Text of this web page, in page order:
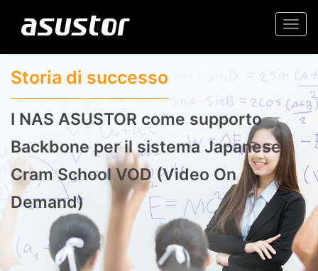
Storia di successo
I NAS ASUSTOR come supporto
Backbone per il sistema Japanese
Cram School VOD (Video On
Demand)